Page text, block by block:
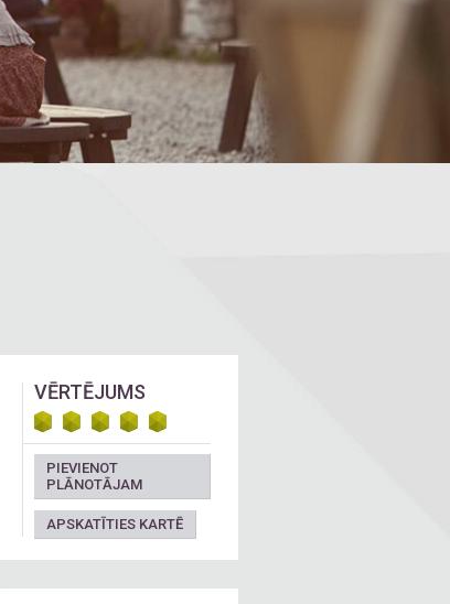
VĒRTĒJUMS
PIEVIENOT
PLĀNOTĀJAM
APSKATĪTIES KARTĒ